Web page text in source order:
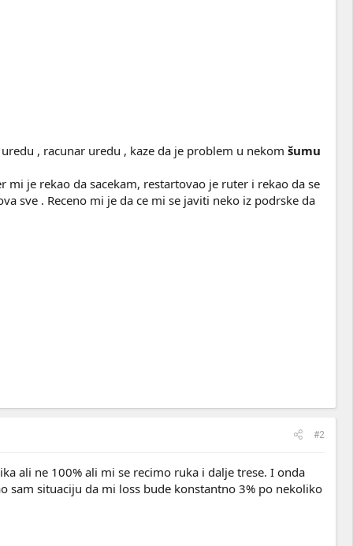
, racunar uredu , kaze da je problem u nekom šumu
je rekao da sacekam, restartovao je ruter i rekao da se
sve . Receno mi je da ce mi se javiti neko iz podrske da
#2
ali ne 100% ali mi se recimo ruka i dalje trese. I onda
sam situaciju da mi loss bude konstantno 3% po nekoliko